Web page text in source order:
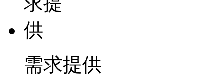
需求提供